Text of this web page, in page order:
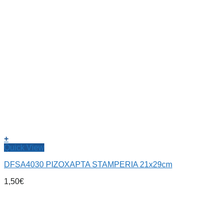
+
Quick View
DFSA4030 ΡΙΖΟΧΑΡΤΑ STAMPERIA 21x29cm
1,50€